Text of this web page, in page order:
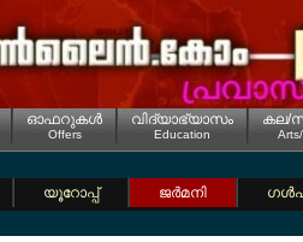
ഓഫറുകള്‍
Offers
വിദ്യാഭ്യാസം
Education
കല/
യൂറോപ്പ് ജര്‍മനി